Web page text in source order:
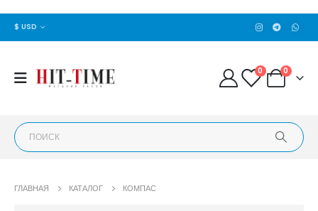
$ USD
0 0
ГЛАВНАЯ КАТАЛОГ КОМПАС